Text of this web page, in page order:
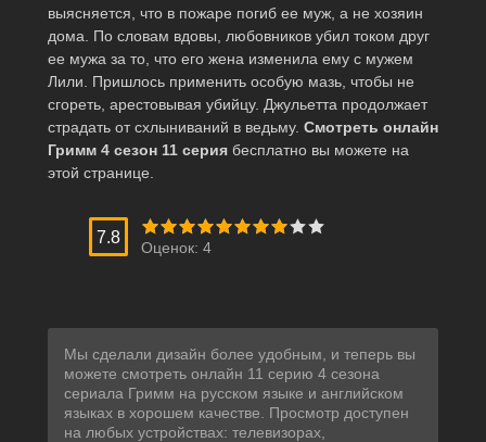
выясняется, что в пожаре погиб ее муж, а не хозяин
дома. По словам вдовы, любовников убил током друг
ее мужа за то, что его жена изменила ему с мужем
Лили. Пришлось применить особую мазь, чтобы не
сгореть, арестовывая убийцу. Джульетта продолжает
страдать от схлыниваний в ведьму. Смотреть онлайн
Гримм 4 сезон 11 серия бесплатно вы можете на
этой странице.
7.8
Оценок: 4
Мы сделали дизайн более удобным, и теперь вы
можете смотреть онлайн 11 серию 4 сезона
сериала Гримм на русском языке и английском
языках в хорошем качестве. Просмотр доступен
на любых устройствах: телевизорах,